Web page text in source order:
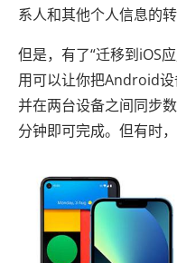
系人和其他个人信息的
但是，有了“迁移到iOS
用可以让你把Android设
并在两台设备之间同步
分钟即可完成。但有时